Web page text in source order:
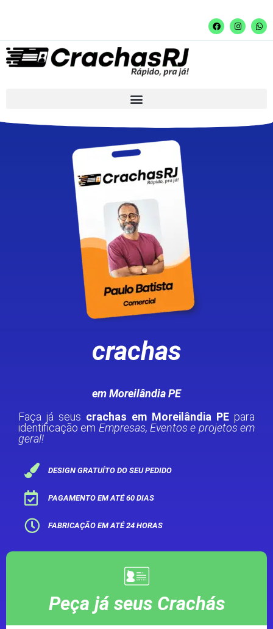
crachas
em Moreilândia PE
Faça já seus crachas em Moreilândia PE para
identificação em Empresas, Eventos e projetos em
geral!
DESIGN GRATUÍTO DO SEU PEDIDO
PAGAMENTO EM ATÉ 60 DIAS
FABRICAÇÃO EM ATÉ 24 HORAS
Peça já seus Crachás